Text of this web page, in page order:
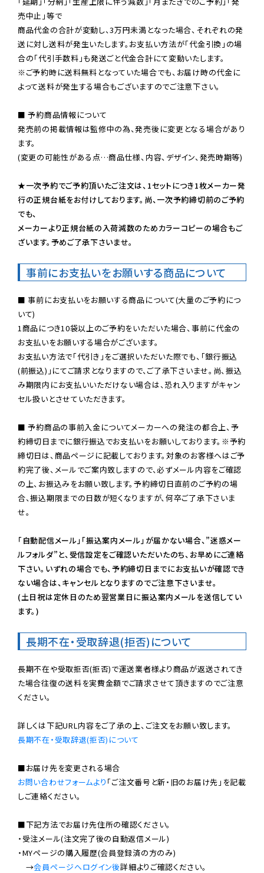
売中止」等で
商品代金の合計が変動し、3万円未満となった場合、それぞれの発
送に対し送料が発生いたします。お支払い方法が「代金引換」の場
※ご予約時に送料無料となっていた場合でも、お届け時の代金に
よって送料が発生する場合もございますのでご注意下さい。
■ 予約商品情報について
発売前の掲載情報は監修中の為、発売後に変更となる場合があり
ます。
(変更の可能性がある点…商品仕様、内容、デザイン、発売時期等)
★一次予約でご予約頂いたご注文は、1セットにつき1枚メーカー発
行の正規台紙をお付けしております。尚、一次予約締切前のご予約
でも、
メーカーより正規台紙の入荷減数のためカラーコピーの場合もご
ざいます。予めご了承下さいませ。
事前にお支払いをお願いする商品について
■ 事前にお支払いをお願いする商品について(大量のご予約につ
いて)
1商品につき10袋以上のご予約をいただいた場合、事前に代金の
お支払いをお願いする場合がございます。
お支払い方法で「代引き」をご選択いただいた際でも、「銀行振込
(前振込)」にてご請求となりますので、ご了承下さいませ。尚、振込
み期限内にお支払いいただけない場合は、恐れ入りますがキャン
セル扱いとさせていただきます。
■ 予約商品の事前入金についてメーカーへの発注の都合上、予
約締切日までに銀行振込でお支払いをお願いしております。※予約
締切日は、商品ページに記載しております。対象のお客様へはご予
約完了後、メールでご案内致しますので、必ずメール内容をご確認
の上、お振込みをお願い致します。予約締切日直前のご予約の場
合、振込期限までの日数が短くなりますが、何卒ご了承下さいま
せ。
「自動配信メール」「振込案内メール」が届かない場合、”迷惑メー
ルフォルダ”と、受信設定をご確認いただいたのち、お早めにご連絡
下さい。いずれの場合でも、予約締切日までにお支払いが確認でき
ない場合は、キャンセルとなりますのでご注意下さいませ。
(土日祝は定休日のため翌営業日に振込案内メールを送信してい
ます。)
長期不在・受取辞退(拒否)について
長期不在や受取拒否(拒否)で運送業者様より商品が返送されてき
た場合往復の送料を実費金額でご請求させて頂きますのでご注意
ください。
長期不在・受取辞退(拒否)について
お問い合わせフォームより 「ご注文番号と新・旧のお届け先」を記載
しご連絡ください。
■下記方法でお届け先住所の確認ください。
・受注メール(注文完了後の自動返信メール)
・MYページの購入履歴(会員登録済の方のみ)
→会員ページへログイン後